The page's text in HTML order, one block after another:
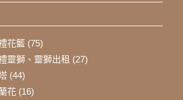
花籃(75)
靈獅、靈獅出租 (27)
(44)
花(16)